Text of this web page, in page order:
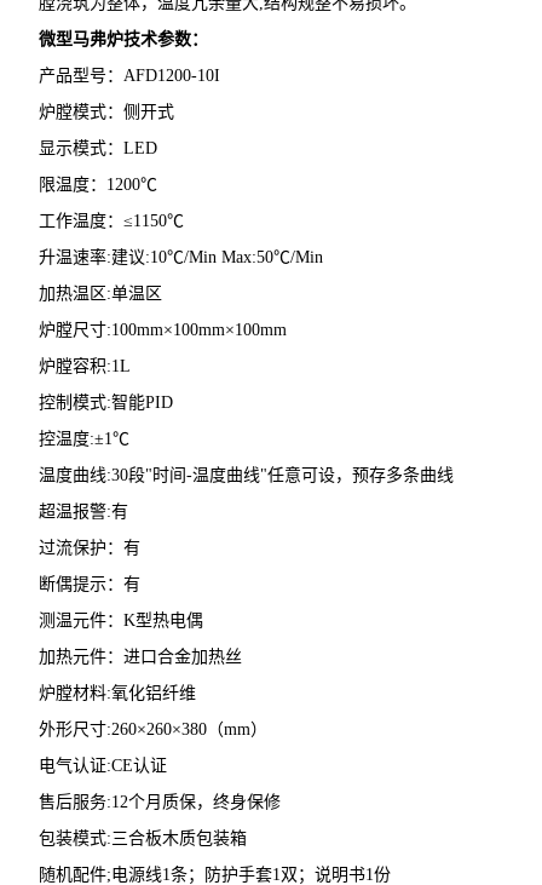
微型马弗炉技术参数：
产品型号：AFD1200-10I
炉膛模式：侧开式
显示模式：LED
限温度：1200℃
工作温度：≤1150℃
升温速率:建议:10℃/Min Max:50℃/Min
加热温区:单温区
炉膛尺寸:100mm×100mm×100mm
炉膛容积:1L
控制模式:智能PID
控温度:±1℃
温度曲线:30段"时间-温度曲线"任意可设，预存多条曲线
超温报警:有
过流保护：有
断偶提示：有
测温元件：K型热电偶
加热元件：进口合金加热丝
炉膛材料:氧化铝纤维
外形尺寸:260×260×380（mm）
电气认证:CE认证
售后服务:12个月质保，终身保修
包装模式:三合板木质包装箱
随机配件;电源线1条；防护手套1双；说明书1份